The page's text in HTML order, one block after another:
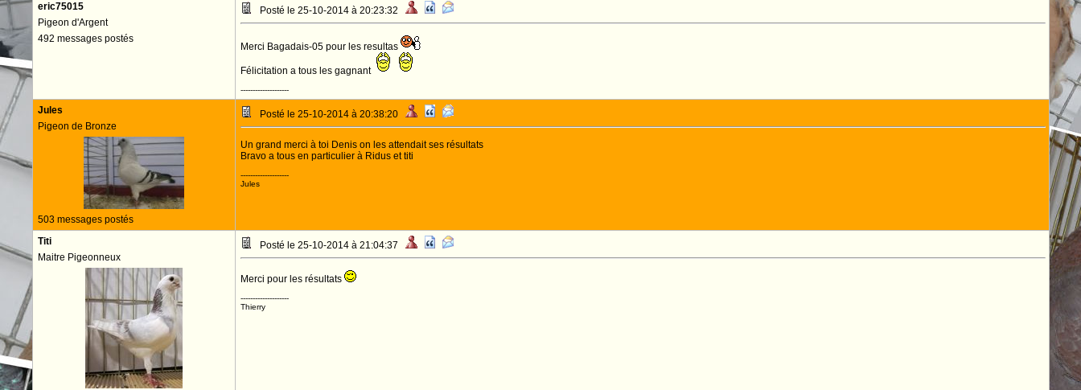
eric75015
Pigeon d'Argent
492 messages postés
Posté le 25-10-2014 à 20:23:32
Merci Bagadais-05 pour les resultas
Félicitation a tous les gagnant
--------------------
Jules
Pigeon de Bronze
503 messages postés
Posté le 25-10-2014 à 20:38:20
Un grand merci à toi Denis on les attendait ses résultats
Bravo a tous en particulier à Ridus et titi
--------------------
Jules
Titi
Maitre Pigeonneux
Posté le 25-10-2014 à 21:04:37
Merci pour les résultats
--------------------
Thierry